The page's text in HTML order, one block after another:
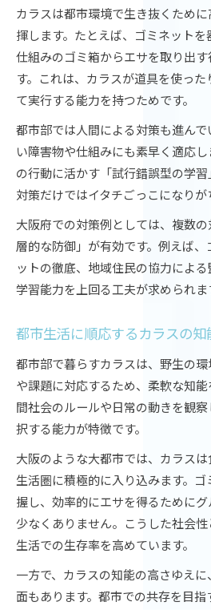
カラスは都市環境で生き抜くため
揮します。たとえば、ゴミネット
仕組みのゴミ箱からエサを取り出
す。これは、カラスが道具を使っ
て実行する能力を持つためです。
都市部では人間による対策も進ん
い障害物や仕組みにも素早く適応
の行動に活かす「試行錯誤型の学
対策だけではイタチごっこになりが
大阪府での対策例としては、複数
層的な防御」が有効です。例えば
ットの徹底、地域住民の協力によ
学習能力を上回る工夫が求められま
都市生活に順応するカラスの知
都市部で暮らすカラスは、野生の
や課題に対応するため、柔軟な知
間社会のルールや日常の動きを観
択する能力が特徴です。
大阪のような大都市では、カラス
生活圏に積極的に入り込みます。
握し、効率的にエサを得るために
少なくありません。こうした社会
生活での生存率を高めています。
一方で、カラスの知能の高さゆえ
面もあります。都市での共存を目